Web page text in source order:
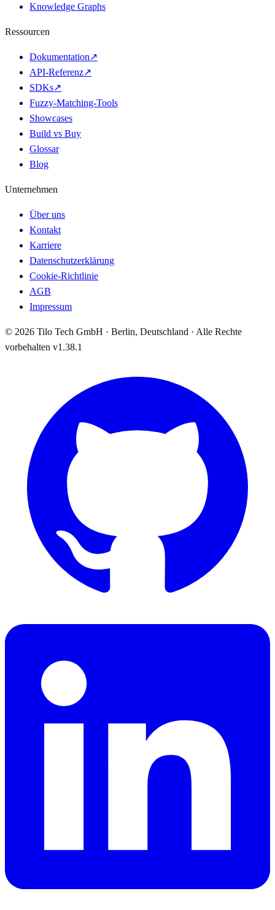
Knowledge Graphs
Ressourcen
Dokumentation↗
API-Referenz↗
SDKs↗
Fuzzy-Matching-Tools
Showcases
Build vs Buy
Glossar
Blog
Unternehmen
Über uns
Kontakt
Karriere
Datenschutzerklärung
Cookie-Richtlinie
AGB
Impressum
© 2026 Tilo Tech GmbH · Berlin, Deutschland · Alle Rechte
vorbehalten v1.38.1